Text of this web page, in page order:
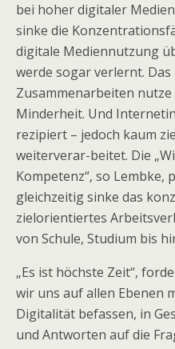
bei hoher digitaler
sinke die
digitale Mediennutzung
werde sogar verlernt.
Zusammenarbeiten
Minderheit. Und
rezipiert – jedoch kaum
weiterverar-beitet. Die
Kompetenz“, so Lembke,
gleichzeitig sinke das
zielorientiertes
von Schule, Studium bis
„Es ist höchste Zeit“,
wir uns auf allen Ebenen
Digitalität befassen, in
und Antworten auf die